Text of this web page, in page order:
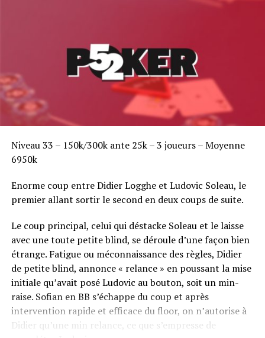
Niveau 33 – 150k/300k ante 25k – 3 joueurs – Moyenne
6950k
Enorme coup entre Didier Logghe et Ludovic Soleau, le
premier allant sortir le second en deux coups de suite.
Le coup principal, celui qui déstacke Soleau et le laisse
avec une toute petite blind, se déroule d’une façon bien
étrange. Fatigue ou méconnaissance des règles, Didier
de petite blind, annonce « relance » en poussant la mise
initiale qu’avait posé Ludovic au bouton, soit un min-
raise. Sofian en BB s’échappe du coup et après
intervention rapide et efficace du floor, on n’autorise à
Didier qu’une min relance, ce que s’empresse de